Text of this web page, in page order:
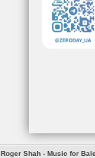
Roger Shah - Music for